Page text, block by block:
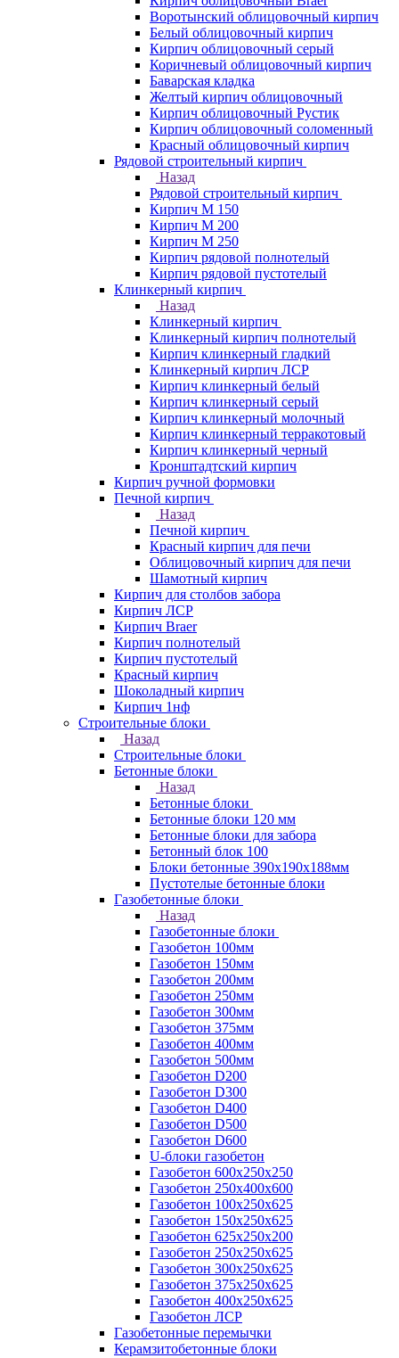
Воротынский облицовочный кирпич
Белый облицовочный кирпич
Кирпич облицовочный серый
Коричневый облицовочный кирпич
Баварская кладка
Желтый кирпич облицовочный
Кирпич облицовочный Рустик
Кирпич облицовочный соломенный
Красный облицовочный кирпич
Рядовой строительный кирпич
Назад
Рядовой строительный кирпич
Кирпич М 150
Кирпич М 200
Кирпич М 250
Кирпич рядовой полнотелый
Кирпич рядовой пустотелый
Клинкерный кирпич
Назад
Клинкерный кирпич
Клинкерный кирпич полнотелый
Кирпич клинкерный гладкий
Клинкерный кирпич ЛСР
Кирпич клинкерный белый
Кирпич клинкерный серый
Кирпич клинкерный молочный
Кирпич клинкерный терракотовый
Кирпич клинкерный черный
Кронштадтский кирпич
Кирпич ручной формовки
Печной кирпич
Назад
Печной кирпич
Красный кирпич для печи
Облицовочный кирпич для печи
Шамотный кирпич
Кирпич для столбов забора
Кирпич ЛСР
Кирпич Braer
Кирпич полнотелый
Кирпич пустотелый
Красный кирпич
Шоколадный кирпич
Кирпич 1нф
Строительные блоки
Назад
Строительные блоки
Бетонные блоки
Назад
Бетонные блоки
Бетонные блоки 120 мм
Бетонные блоки для забора
Бетонный блок 100
Блоки бетонные 390х190х188мм
Пустотелые бетонные блоки
Газобетонные блоки
Назад
Газобетонные блоки
Газобетон 100мм
Газобетон 150мм
Газобетон 200мм
Газобетон 250мм
Газобетон 300мм
Газобетон 375мм
Газобетон 400мм
Газобетон 500мм
Газобетон D200
Газобетон D300
Газобетон D400
Газобетон D500
Газобетон D600
U-блоки газобетон
Газобетон 600x250x250
Газобетон 250x400x600
Газобетон 100х250х625
Газобетон 150х250х625
Газобетон 625х250х200
Газобетон 250х250х625
Газобетон 300х250х625
Газобетон 375х250х625
Газобетон 400х250х625
Газобетон ЛСР
Газобетонные перемычки
Керамзитобетонные блоки